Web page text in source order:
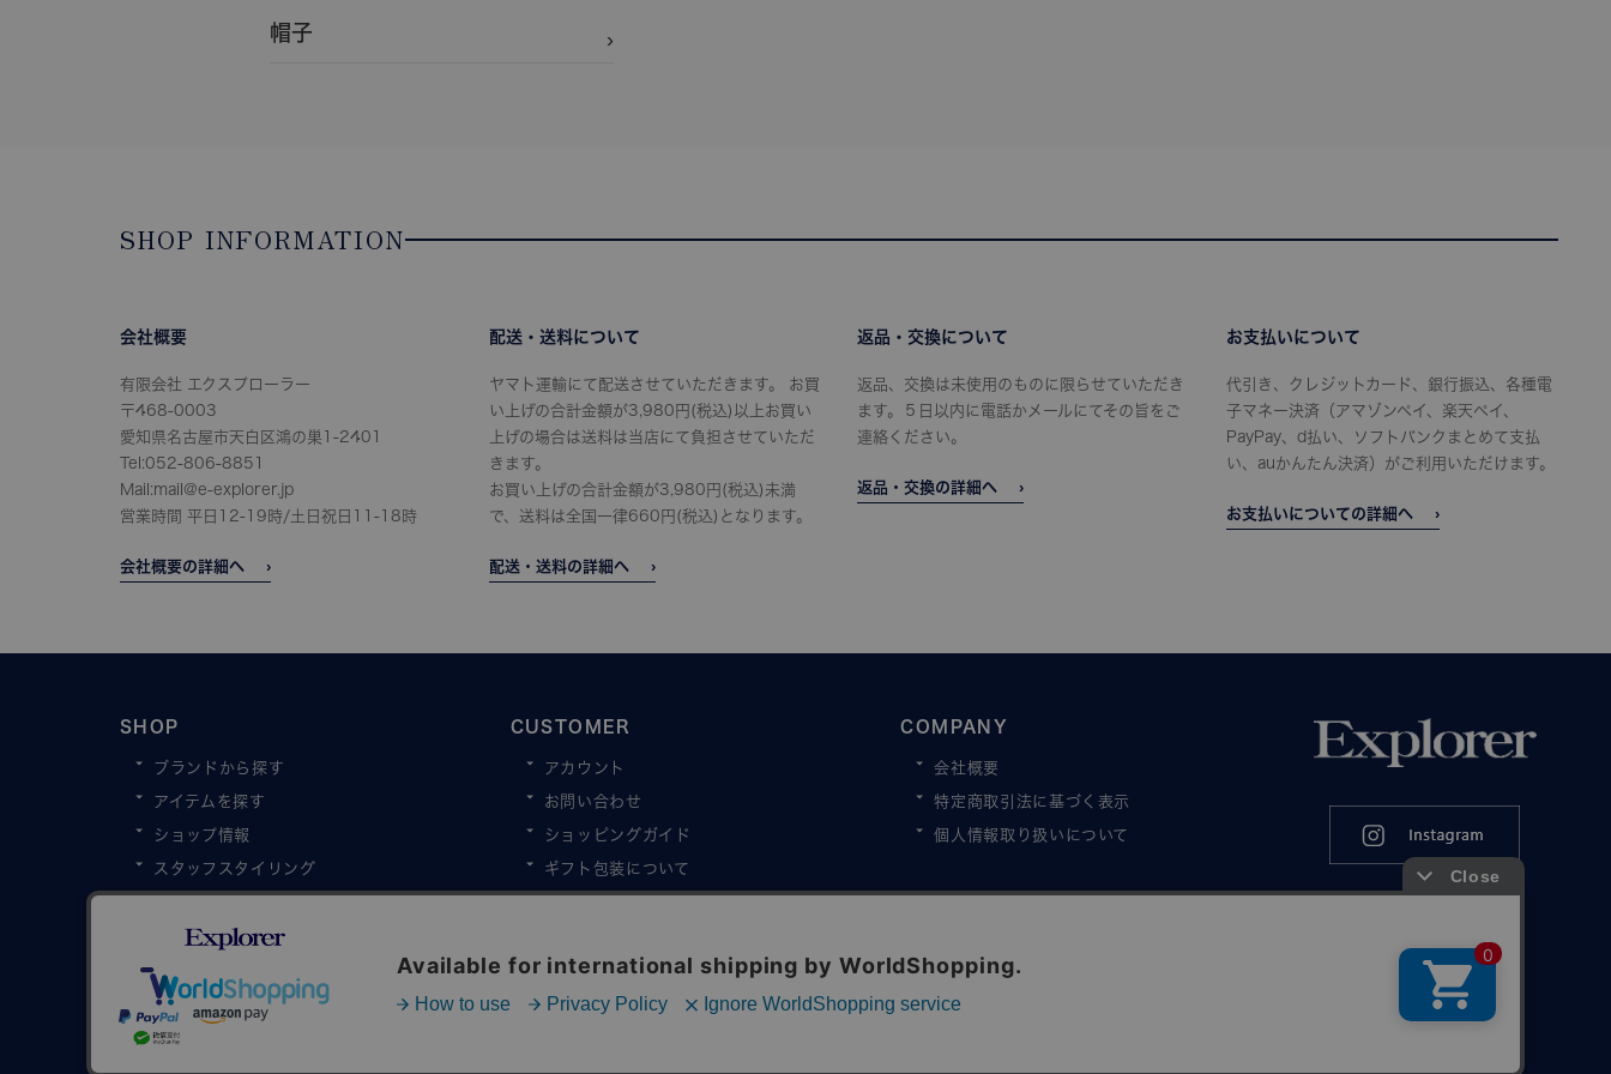
帽子
SHOP INFORMATION
会社概要
有限会社 エクスプローラー
〒468-0003
愛知県名古屋市天白区鴻の巣1-2401
Tel:052-806-8851
Mail:mail@e-explorer.jp
営業時間 平日12-19時/土日祝日11-18時
会社概要の詳細へ
配送・送料について
ヤマト運輸にて配送させていただきます。 お買
い上げの合計金額が3,980円(税込)以上お買い
上げの場合は送料は当店にて負担させていただ
きます。
お買い上げの合計金額が3,980円(税込)未満
で、送料は全国一律660円(税込)となります。
配送・送料の詳細へ
返品・交換について
返品、交換は未使用のものに限らせていただき
ます。５日以内に電話かメールにてその旨をご
連絡ください。
返品・交換の詳細へ
お支払いについて
代引き、クレジットカード、銀行振込、各種電
子マネー決済（アマゾンペイ、楽天ペイ、
PayPay、d払い、ソフトバンクまとめて支払
い、auかんたん決済）がご利用いただけます。
お支払いについての詳細へ
SHOP
ブランドから探す
アイテムを探す
ショップ情報
スタッフスタイリング
スタッフブログ
雑誌掲載情報
CUSTOMER
アカウント
お問い合わせ
ショッピングガイド
ギフト包装について
よくある質問
COMPANY
会社概要
特定商取引法に基づく表示
個人情報取り扱いについて